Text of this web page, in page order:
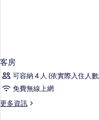
客房
可容納 4 人 (依實際入住人
免費無線上網
更多資訊
更